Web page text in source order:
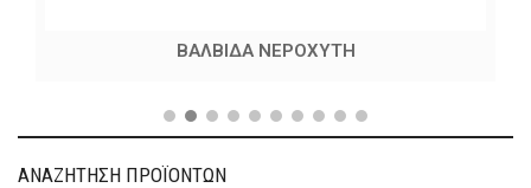
ΒΑΛΒΙΔΑ ΝΕΡΟΧΥΤΗ
ΑΝΑΖΗΤΗΣΗ ΠΡΟΪΟΝΤΩΝ